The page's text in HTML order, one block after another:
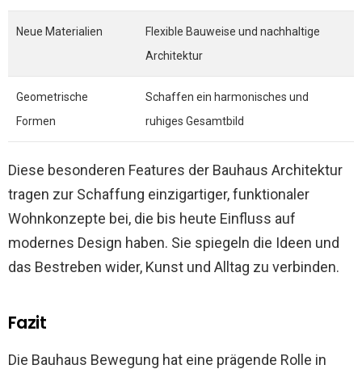
Neue Materialien
Flexible Bauweise und nachhaltige
Architektur
Geometrische
Formen
Schaffen ein harmonisches und
ruhiges Gesamtbild
Diese besonderen Features der Bauhaus Architektur
tragen zur Schaffung einzigartiger, funktionaler
Wohnkonzepte bei, die bis heute Einfluss auf
modernes Design haben. Sie spiegeln die Ideen und
das Bestreben wider, Kunst und Alltag zu verbinden.
Fazit
Die Bauhaus Bewegung hat eine prägende Rolle in